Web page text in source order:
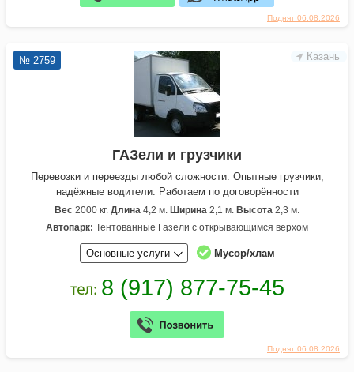
Поднят 06.08.2026
Казань
Поднят 06.08.2026
№ 2759
ГАЗели и грузчики
Перевозки и переезды любой сложности. Опытные грузчики,
надёжные водители. Работаем по договорённости
Вес 2000 кг. Длина 4,2 м. Ширина 2,1 м. Высота 2,3 м.
Автопарк: Тентованные Газели с открывающимся верхом
Основные услуги Мусор/хлам